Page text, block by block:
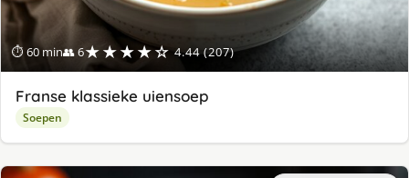
⏱ 60 min👥 6★★★★☆ 4.44 (207)
Franse klassieke uiensoep
Soepen